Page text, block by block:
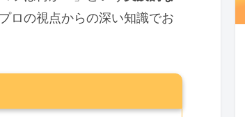
ロの視点からの深い知識でお